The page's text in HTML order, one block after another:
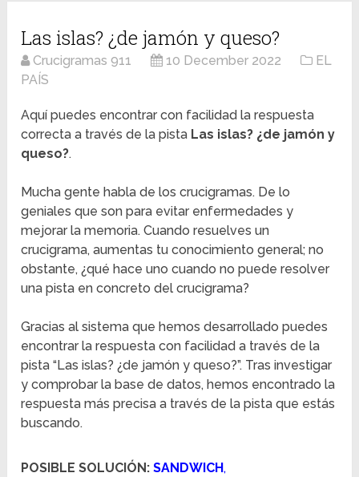
Las islas? ¿de jamón y queso?
Crucigramas 911 10 December 2022
EL
PAÍS
Aquí puedes encontrar con facilidad la respuesta
correcta a través de la pista Las islas? ¿de jamón y
queso?.
Mucha gente habla de los crucigramas. De lo
geniales que son para evitar enfermedades y
mejorar la memoria. Cuando resuelves un
crucigrama, aumentas tu conocimiento general; no
obstante, ¿qué hace uno cuando no puede resolver
una pista en concreto del crucigrama?
Gracias al sistema que hemos desarrollado puedes
encontrar la respuesta con facilidad a través de la
pista “Las islas? ¿de jamón y queso?”. Tras investigar
y comprobar la base de datos, hemos encontrado la
respuesta más precisa a través de la pista que estás
buscando.
POSIBLE SOLUCIÓN: SANDWICH,